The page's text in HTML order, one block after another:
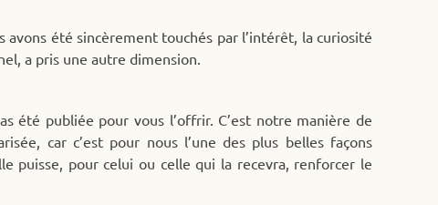
avons été sincèrement touchés par l’intérêt, la curiosité
a pris une autre dimension.
été publiée pour vous l’offrir. C’est notre manière de
car c’est pour nous l’une des plus belles façons
puisse, pour celui ou celle qui la recevra, renforcer le